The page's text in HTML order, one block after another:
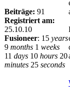
Beiträge: 91
Registriert am:
25.10.10
Fusioneer: 15 years
9 months 1 weeks
11 days 10 hours 20
minutes 25 seconds